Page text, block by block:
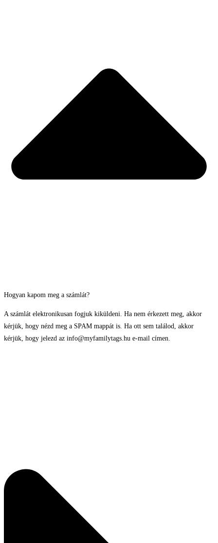
Hogyan kapom meg a számlát?
A számlát elektronikusan fogjuk kiküldeni. Ha nem érkezett meg, akkor
kérjük, hogy nézd meg a SPAM mappát is. Ha ott sem találod, akkor
kérjük, hogy jelezd az info@myfamilytags.hu e-mail címen.